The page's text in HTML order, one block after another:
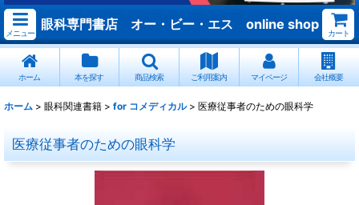
メニュー
眼科専門書店 オー・ビー・エス online shop
カート
ホーム 本を探す 商品検索 ご利用案内 マイページ 会社概要
ホーム > 眼科関連書籍 > for コメディカル > 医療従事者のための眼科学
医療従事者のための眼科学